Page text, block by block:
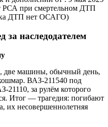
за наследодателем
две машины, обычный день,
ВАЗ-211540 под
за рулём которого
Итог — трагедия: погибают
их несовершеннолетняя